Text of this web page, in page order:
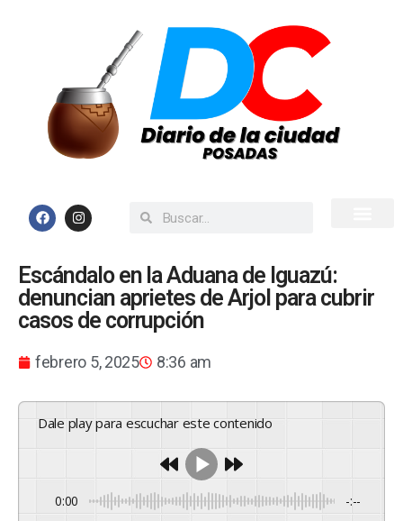
Escándalo en la Aduana de Iguazú:
denuncian aprietes de Arjol para cubrir
casos de corrupción
febrero 5, 2025 8:36 am
Dale play para escuchar este contenido
0:00 -:--